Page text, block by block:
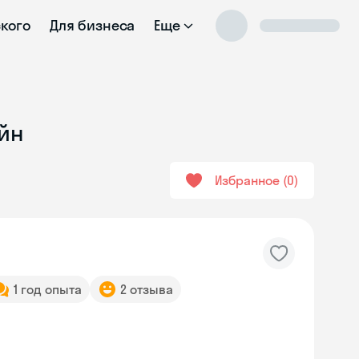
Для бизнеса Еще
Избранное 0
1 год опыта 2 отзыва